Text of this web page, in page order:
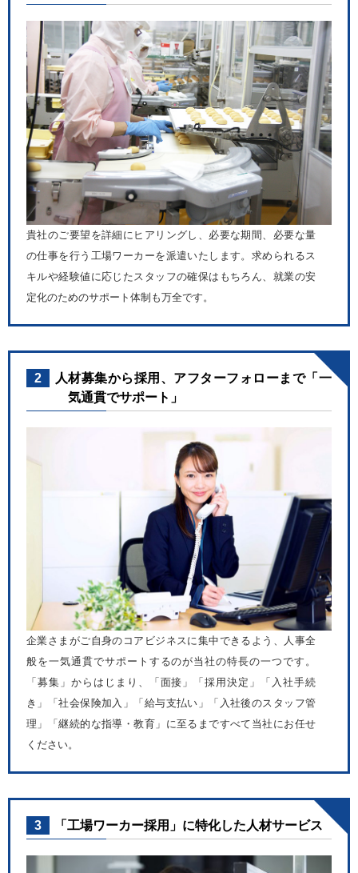
貴社のご要望を詳細にヒアリングし、必要な期間、必要な量
の仕事を行う工場ワーカーを派遣いたします。求められるス
キルや経験値に応じたスタッフの確保はもちろん、就業の安
定化のためのサポート体制も万全です。
2
人材募集から採用、アフターフォローまで「一
気通貫でサポート」
企業さまがご自身のコアビジネスに集中できるよう、人事全
般を一気通貫でサポートするのが当社の特長の一つです。
「募集」からはじまり、「面接」「採用決定」「入社手続
き」「社会保険加入」「給与支払い」「入社後のスタッフ管
理」「継続的な指導・教育」に至るまですべて当社にお任せ
ください。
3 「工場ワーカー採用」に特化した人材サービス